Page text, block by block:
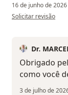
16 de junho de 2026
na opinião do
Solicitar revisão
Dr.
Obrigado
como você
3 de julho de